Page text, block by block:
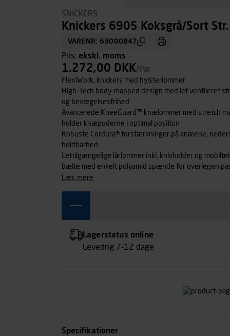
SNICKERS
Knickers 6905 Koksgrå/Sort
VARENR: 63000847
Pris: ekskl. moms
1.272,00 DKK/Par
FlexiWork, knickers med hylsterlommer.
High-Tech body-mapped design med let ventileret
og bevægelsesfrihed
Avancerede KneeGuard™ knælommer med stretch
holder knæpuderne i optimal position
Robuste Cordura® forstærkninger på knæene,
holdbarhed
Lettilgængelige lårlommer inkl. knivholder og
bælte med enkelt polyamid spænde for overlegen pasform og komfort. Let
og rip-stop materiale. 88% Cordura®/12% elastan,
læs mere
Lagerstatus online
Levering 7-12 dage
Specifikationer